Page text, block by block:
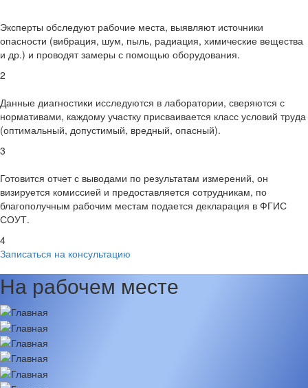
Эксперты обследуют рабочие места, выявляют источники
опасности (вибрация, шум, пыль, радиация, химические вещества
и др.) и проводят замеры с помощью оборудования.
2
Данные диагностики исследуются в лаборатории, сверяются с
нормативами, каждому участку присваивается класс условий труда
(оптимальный, допустимый, вредный, опасный).
3
Готовится отчет с выводами по результатам измерений, он
визируется комиссией и предоставляется сотрудникам, по
благополучным рабочим местам подается декларация в ФГИС
СОУТ.
4
Записаться на консультацию
На рабочем месте